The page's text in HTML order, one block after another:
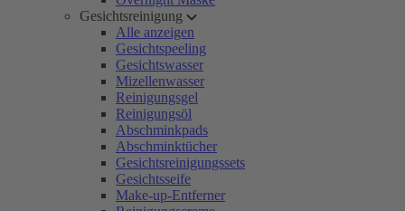
Gesichtsreinigung
Alle anzeigen
Gesichtspeeling
Gesichtswasser
Mizellenwasser
Reinigungsgel
Reinigungsöl
Abschminkpads
Abschminktücher
Gesichtsreinigungssets
Gesichtsseife
Make-up-Entferner